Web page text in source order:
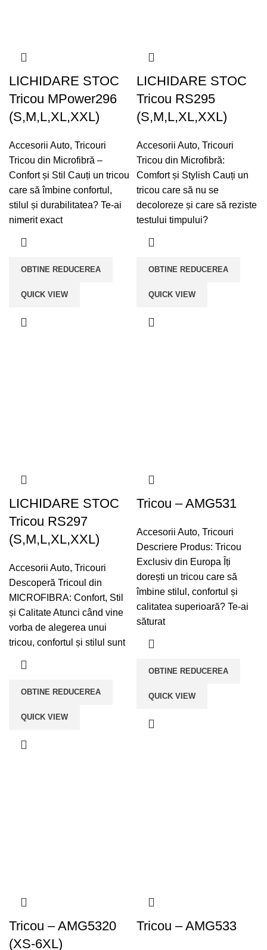
LICHIDARE STOC
Tricou MPower296
(S,M,L,XL,XXL)
Accesorii Auto, Tricouri
Tricou din Microfibră –
Confort și Stil Cauți un tricou
care să îmbine confortul,
stilul și durabilitatea? Te-ai
nimerit exact
OBTINE REDUCEREA
QUICK VIEW
LICHIDARE STOC
Tricou RS295
(S,M,L,XL,XXL)
Accesorii Auto, Tricouri
Tricou din Microfibră:
Comfort și Stylish Cauți un
tricou care să nu se
decoloreze și care să reziste
testului timpului?
OBTINE REDUCEREA
QUICK VIEW
LICHIDARE STOC
Tricou RS297
(S,M,L,XL,XXL)
Accesorii Auto, Tricouri
Descoperă Tricoul din
MICROFIBRA: Confort, Stil
și Calitate Atunci când vine
vorba de alegerea unui
tricou, confortul și stilul sunt
OBTINE REDUCEREA
QUICK VIEW
Tricou – AMG531
Accesorii Auto, Tricouri
Descriere Produs: Tricou
Exclusiv din Europa Îți
dorești un tricou care să
îmbine stilul, confortul și
calitatea superioară? Te-ai
săturat
OBTINE REDUCEREA
QUICK VIEW
Tricou – AMG5320
(XS-6XL)
Tricou – AMG533